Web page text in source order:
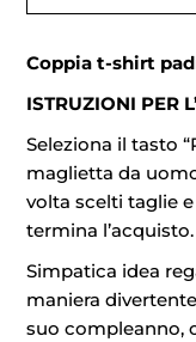
Coppia t-shirt
ISTRUZIONI PER
Seleziona il tasto
maglietta da
volta scelti taglie
termina l’acquisto.
Simpatica idea
maniera
suo compleanno,